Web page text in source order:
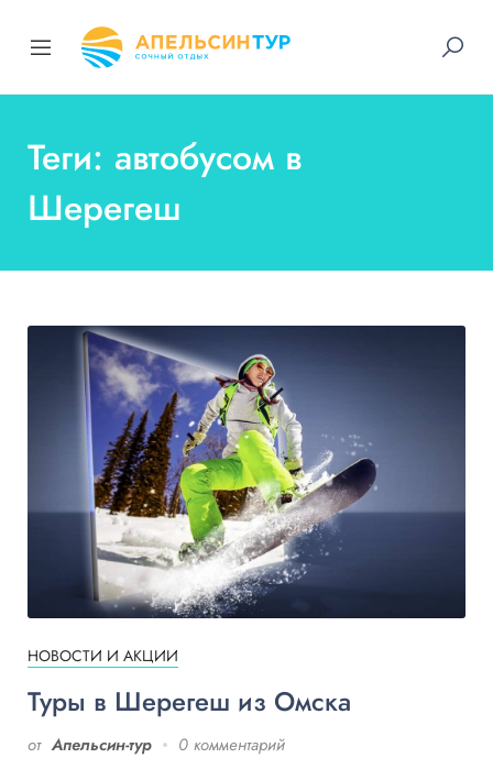
Теги: автобусом в
Шерегеш
НОВОСТИ И АКЦИИ
Туры в Шерегеш из Омска
от Апельсин-тур 0 комментарий